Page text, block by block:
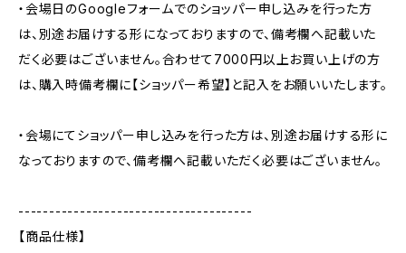
・会場日のGoogleフォームでのショッパー申し込みを行った方
は、別途お届けする形になっておりますので、備考欄へ記載いた
だく必要はございません。合わせて7000円以上お買い上げの方
は、購入時備考欄に【ショッパー希望】と記入をお願いいたします。
・会場にてショッパー申し込みを行った方は、別途お届けする形に
なっておりますので、備考欄へ記載いただく必要はございません。
--------------------------------------
【商品仕様】